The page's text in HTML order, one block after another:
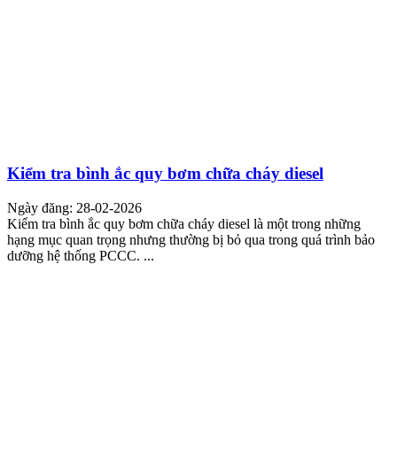
Kiểm tra bình ắc quy bơm chữa cháy diesel
Ngày đăng: 28-02-2026
Kiểm tra bình ắc quy bơm chữa cháy diesel là một trong những
hạng mục quan trọng nhưng thường bị bỏ qua trong quá trình bảo
dưỡng hệ thống PCCC. ...